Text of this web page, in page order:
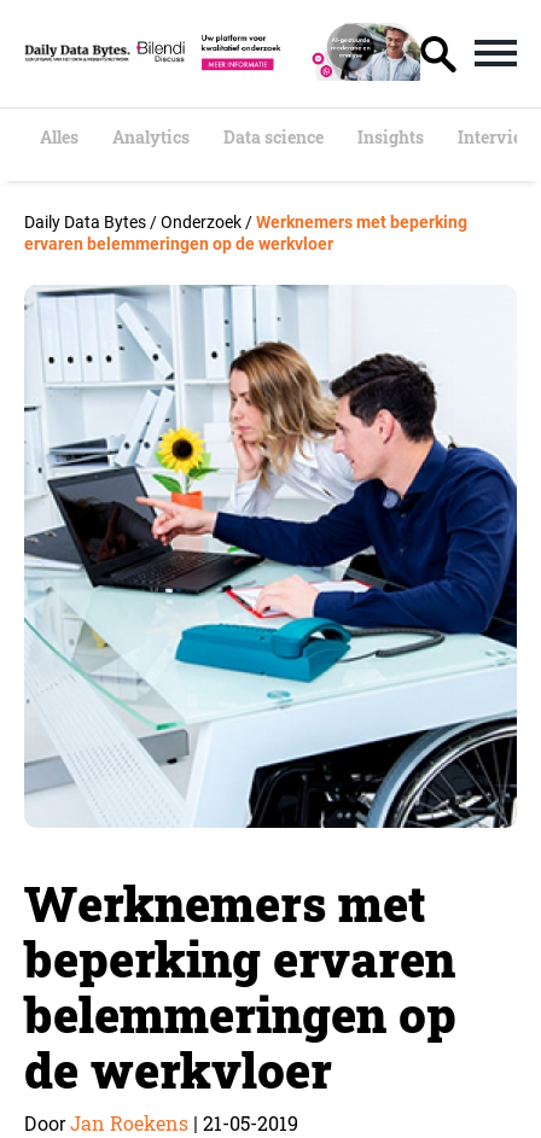
t
Alles Analytics Data science Insights
Daily Data Bytes /Onderzoek /Werknemers met beperking
ervaren belemmeringen op de werkvloer
Werknemers met
beperking ervaren
belemmeringen op
de werkvloer
DoorJan Roekens | 21-05-2019